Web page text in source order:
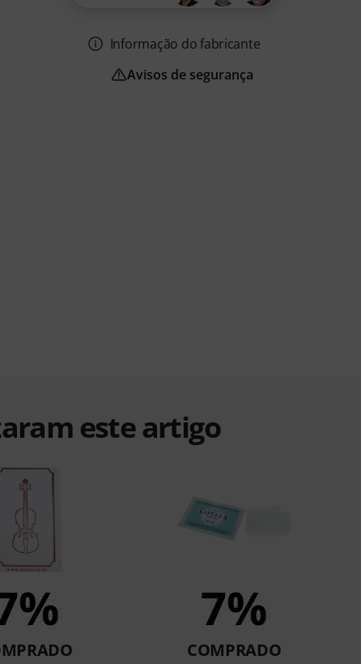
Informação do fabricante
Avisos de segurança
este artigo
7%
COMPRADO